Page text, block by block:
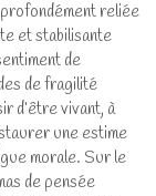
reliée
et stabilisante
de
de fragilité
d’être vivant, à
une estime
morale. Sur le
de pensée